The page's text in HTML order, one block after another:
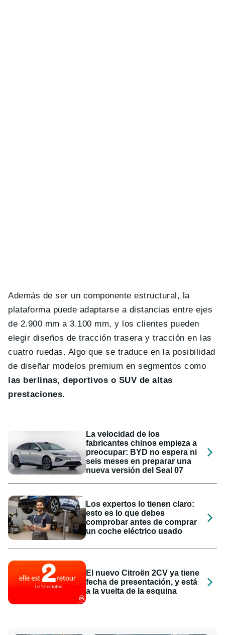
Además de ser un componente estructural, la
plataforma puede adaptarse a distancias entre ejes
de 2.900 mm a 3.100 mm, y los clientes pueden
elegir diseños de tracción trasera y tracción en las
cuatro ruedas. Algo que se traduce en la posibilidad
de diseñar modelos premium en segmentos como
las berlinas, deportivos o SUV de altas
prestaciones.
La velocidad de los
fabricantes chinos empieza a
preocupar: BYD no espera ni
seis meses en preparar una
nueva versión del Seal 07
Los expertos lo tienen claro:
esto es lo que debes
comprobar antes de comprar
un coche eléctrico usado
El nuevo Citroën 2CV ya tiene
fecha de presentación, y está
a la vuelta de la esquina